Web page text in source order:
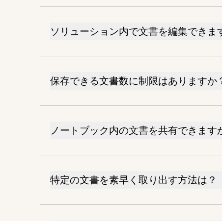
ソリューション内で文書を編集できま
保存できる文書数に制限はありますか
ノートブック内の文書を共有できます
特定の文書を素早く取り出す方法は？